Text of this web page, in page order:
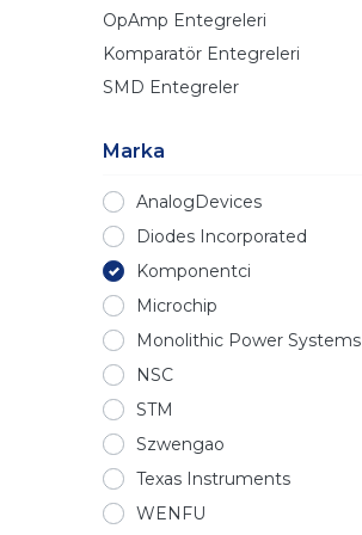
OpAmp Entegreleri
Komparatör Entegreleri
SMD Entegreler
Marka
AnalogDevices
Diodes Incorporated
Komponentci
Microchip
Monolithic Power Systems
NSC
STM
Szwengao
Texas Instruments
WENFU